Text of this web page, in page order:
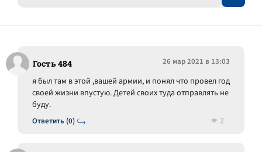
Гость 484 26 мар 2021 в 13:03
Ответить (0)
я был там в этой ,вашей армии, и понял что провел год
своей жизни впустую. Детей своих туда отправлять не
буду.
2